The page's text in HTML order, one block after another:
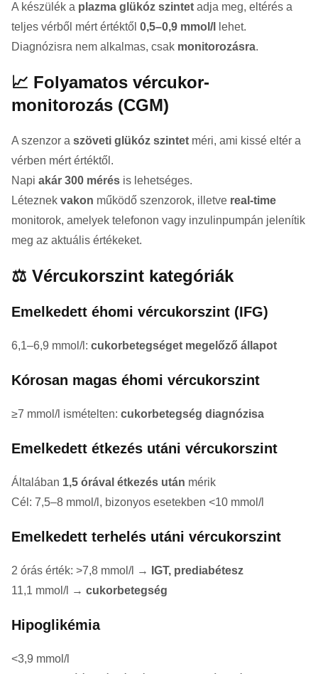
A készülék a plazma glükóz szintet adja meg, eltérés a
teljes vérből mért értéktől 0,5–0,9 mmol/l
lehet.
Diagnózisra nem alkalmas, csak monitorozásra.
📈 Folyamatos vércukor-
monitorozás (CGM)
A szenzor a szöveti glükóz szintet méri, ami kissé eltér a
vérben mért értéktől.
Napi akár 300 mérés is lehetséges.
Léteznek vakon működő szenzorok, illetve real-time
monitorok, amelyek telefonon vagy inzulinpumpán jelenítik
meg az aktuális értékeket.
⚖️ Vércukorszint kategóriák
Emelkedett éhomi vércukorszint (IFG)
6,1–6,9 mmol/l: cukorbetegséget megelőző állapot
Kórosan magas éhomi vércukorszint
≥7 mmol/l ismételten: cukorbetegség diagnózisa
Emelkedett étkezés utáni vércukorszint
Általában 1,5 órával étkezés után mérik
Cél: 7,5–8 mmol/l, bizonyos esetekben <10 mmol/l
Emelkedett terhelés utáni vércukorszint
2 órás érték: >7,8 mmol/l →
IGT, prediabétesz
11,1 mmol/l → cukorbetegség
Hipoglikémia
<3,9 mmol/l